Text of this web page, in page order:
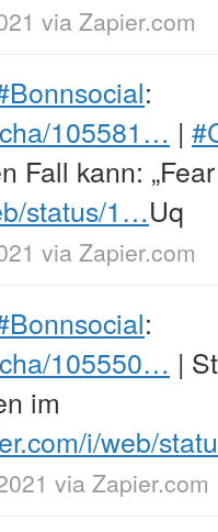
via Zapier.com
:
105581… |
Fall kann:
status/1…Uq
via Zapier.com
:
105550… |
im
i/web/
via Zapier.com